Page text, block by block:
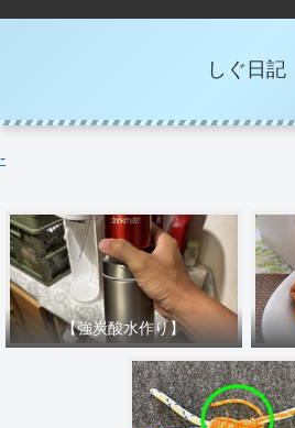
しぐ日記
-
【強炭酸水作り】